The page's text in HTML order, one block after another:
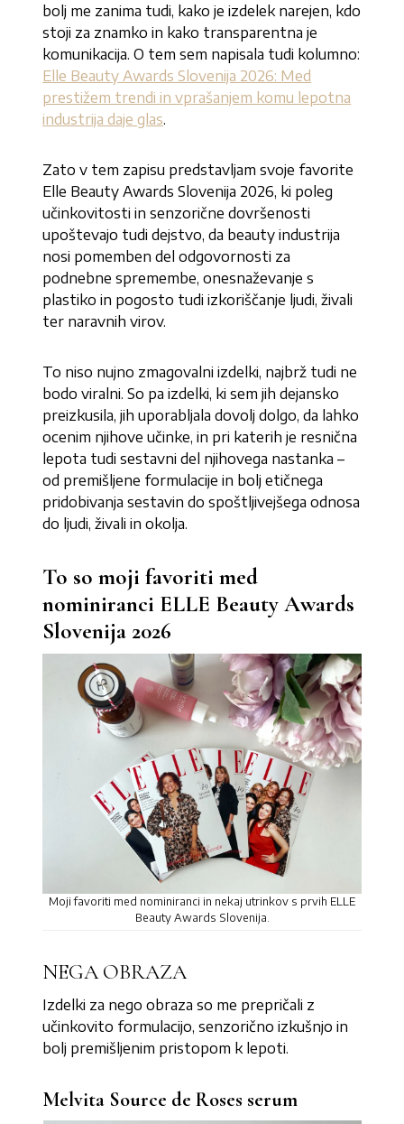
bolj me zanima tudi, kako je izdelek narejen, kdo
stoji za znamko in kako transparentna je
komunikacija. O tem sem napisala tudi kolumno:
Elle Beauty Awards Slovenija 2026: Med
prestižem trendi in vprašanjem komu lepotna
industrija daje glas.
Zato v tem zapisu predstavljam svoje favorite
Elle Beauty Awards Slovenija 2026, ki poleg
učinkovitosti in senzorične dovršenosti
upoštevajo tudi dejstvo, da beauty industrija
nosi pomemben del odgovornosti za
podnebne spremembe, onesnaževanje s
plastiko in pogosto tudi izkoriščanje ljudi, živali
ter naravnih virov.
To niso nujno zmagovalni izdelki, najbrž tudi ne
bodo viralni. So pa izdelki, ki sem jih dejansko
preizkusila, jih uporabljala dovolj dolgo, da lahko
ocenim njihove učinke, in pri katerih je resnična
lepota tudi sestavni del njihovega nastanka –
od premišljene formulacije in bolj etičnega
pridobivanja sestavin do spoštljivejšega odnosa
do ljudi, živali in okolja.
To so moji favoriti med
nominiranci ELLE Beauty Awards
Slovenija 2026
Moji favoriti med nominiranci in nekaj utrinkov s prvih ELLE
Beauty Awards Slovenija.
NEGA OBRAZA
Izdelki za nego obraza so me prepričali z
učinkovito formulacijo, senzorično izkušnjo in
bolj premišljenim pristopom k lepoti.
Melvita Source de Roses serum